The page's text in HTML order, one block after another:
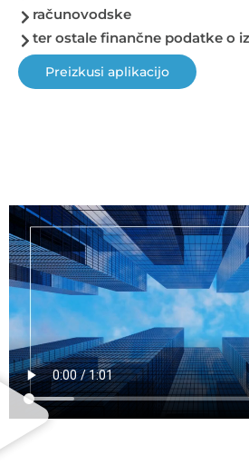
računovodske
ter ostale finančne podatke o
Preizkusi aplikacijo